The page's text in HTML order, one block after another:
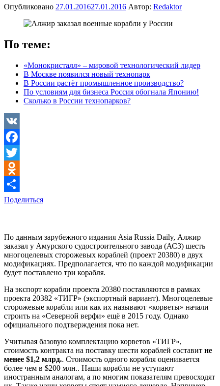
Опубликовано 27.01.201627.01.2016 Автор: Redaktor
По теме:
«Монокристалл» – мировой технологический лидер
В Москве появился новый технопарк
В России растёт промышленное производство?
По условиям для бизнеса Россия обогнала Японию!
Сколько в России технопарков?
VK
Facebook
Twitter
Odnoklassniki
Поделиться
По данным зарубежного издания Asia Russia Daily, Алжир
заказал у Амурского судостроительного завода (АСЗ) шесть
многоцелевых сторожевых кораблей (проект 20380) в двух
модификациях. Предполагается, что по каждой модификации
будет поставлено три корабля.
На экспорт корабли проекта 20380 поставляются в рамках
проекта 20382 «ТИГР» (экспортный вариант). Многоцелевые
сторожевые корабли или как их называют «корветы» начали
строить на «Северной верфи» ещё в 2015 году. Однако
официального подтверждения пока нет.
Учитывая базовую комплектацию корветов «ТИГР»,
стоимость контракта на поставку шести кораблей составит не
менее $1,2 млрд.. Стоимость одного корабля оценивается
более чем в $200 млн.. Наши корабли не уступают
иностранным аналогам, а по многим показателям превосходят